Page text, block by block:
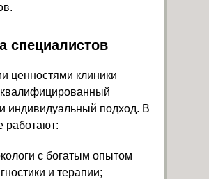
специалистов
ценностями клиники
индивидуальный подход. В
работают:
с богатым опытом
и терапии;